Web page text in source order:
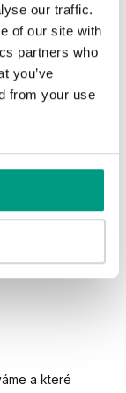
our traffic.
of our site with
partners who
you’ve
from your use
a které